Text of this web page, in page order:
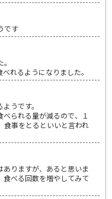
です
れるようになりました。
うです。
られる量が減るので、１
食事をとるといいと言われ
りますが、あると思いま
食べる回数を増やしてみて